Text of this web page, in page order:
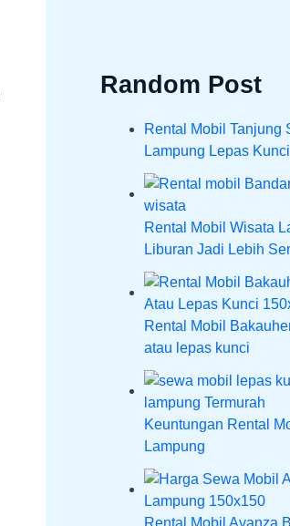
Random Post
Rental Mobil Tanjung
Lampung Lepas
Rental Mobil Wisata
Liburan Jadi Lebih
Rental Mobil
atau lepas kunci
Keuntungan Rental
Lampung
Rental Mobil Avanza